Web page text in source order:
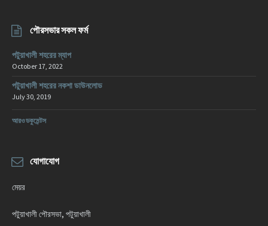
পৌরসভার সকল ফর্ম
পটুয়াখালী শহরের ম্যাপ
October 17, 2022
পটুয়াখালী শহরের নকশা ডাউনলোড
July 30, 2019
আরও ডকুমেন্টস
যোগাযোগ
মেয়র
পটুয়াখালী পৌরসভা, পটুয়াখালী